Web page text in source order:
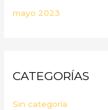
mayo 2023
CATEGORÍAS
Sin categoría